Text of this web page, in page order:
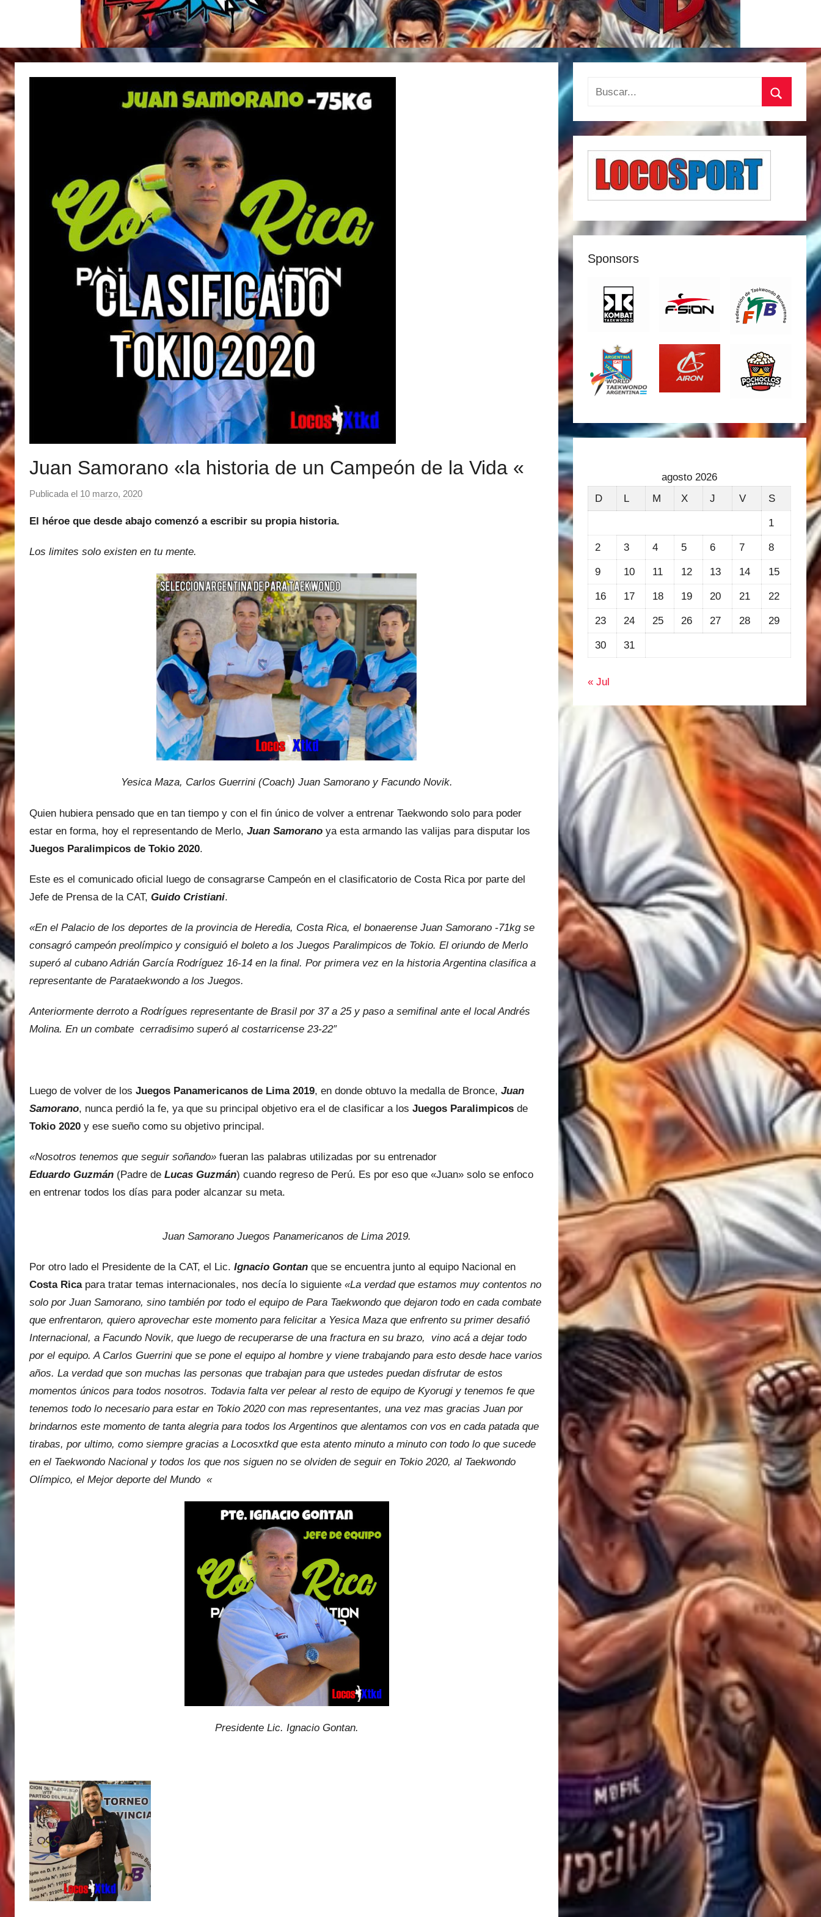
Juan Samorano «la historia de un Campeón de la Vida «
Publicada el 10 marzo, 2020
r
a
El héroe que desde abajo comenzó a escribir su propia historia.
Los limites solo existen en tu mente.
Yesica Maza, Carlos Guerrini (Coach) Juan Samorano y Facundo Novik.
Quien hubiera pensado que en tan tiempo y con el fin único de volver a entrenar Taekwondo solo para poder
estar en forma, hoy el representando de Merlo, Juan Samorano ya esta armando las valijas para disputar los
Juegos Paralimpicos de Tokio 2020.
Este es el comunicado oficial luego de consagrarse Campeón en el clasificatorio de Costa Rica por parte del
Jefe de Prensa de la CAT, Guido Cristiani.
«En el Palacio de los deportes de la provincia de Heredia, Costa Rica, el bonaerense Juan Samorano -71kg se
consagró campeón preolímpico y consiguió el boleto a los Juegos Paralimpicos de Tokio. El oriundo de Merlo
superó al cubano Adrián García Rodríguez 16-14 en la final. Por primera vez en la historia Argentina clasifica a
representante de Parataekwondo a los Juegos.
Anteriormente derroto a Rodrígues representante de Brasil por 37 a 25 y paso a semifinal ante el local Andrés
Molina. En un combate cerradisimo superó al costarricense 23-22″
Luego de volver de los Juegos Panamericanos de Lima 2019, en donde obtuvo la medalla de Bronce, Juan
Samorano, nunca perdió la fe, ya que su principal objetivo era el de clasificar a los Juegos Paralimpicos de
Tokio 2020 y ese sueño como su objetivo principal.
«Nosotros tenemos que seguir soñando» fueran las palabras utilizadas por su entrenador
Eduardo Guzmán (Padre de Lucas Guzmán) cuando regreso de Perú. Es por eso que «Juan» solo se enfoco
en entrenar todos los días para poder alcanzar su meta.
Juan Samorano Juegos Panamericanos de Lima 2019.
Por otro lado el Presidente de la CAT, el Lic. Ignacio Gontan que se encuentra junto al equipo Nacional en
Costa Ricapara tratar temas internacionales, nos decía lo siguiente «La verdad que estamos muy contentos no
solo por Juan Samorano, sino también por todo el equipo de Para Taekwondo que dejaron todo en cada combate
que enfrentaron, quiero aprovechar este momento para felicitar a Yesica Maza que enfrento su primer desafió
Internacional, a Facundo Novik, que luego de recuperarse de una fractura en su brazo, vino acá a dejar todo
por el equipo. A Carlos Guerrini que se pone el equipo al hombre y viene trabajando para esto desde hace varios
años. La verdad que son muchas las personas que trabajan para que ustedes puedan disfrutar de estos
momentos únicos para todos nosotros. Todavia falta ver pelear al resto de equipo de Kyorugi y tenemos fe que
tenemos todo lo necesario para estar en Tokio 2020 con mas representantes, una vez mas gracias Juan por
brindarnos este momento de tanta alegria para todos los Argentinos que alentamos con vos en cada patada que
tirabas, por ultimo, como siempre gracias a Locosxtkd que esta atento minuto a minuto con todo lo que sucede
en el Taekwondo Nacional y todos los que nos siguen no se olviden de seguir en Tokio 2020, al Taekwondo
Olímpico, el Mejor deporte del Mundo «
Presidente Lic. Ignacio Gontan.
Buscar:
Sponsors
agosto 2026
D
L M X J V S
1
2 3 4 5 6 7 8
9 10 11 12 13 14 15
16 17 18 19 20 21 22
23 24 25 26 27 28 29
30 31
« Jul